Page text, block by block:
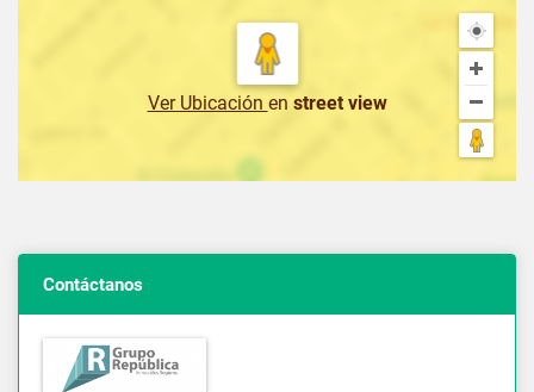
Ver Ubicación en street view
Contáctanos